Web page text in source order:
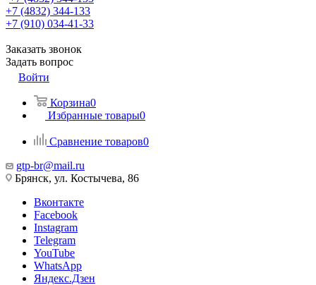
+7 (4832) 344-133
+7 (910) 034-41-33
Заказать звонок
Задать вопрос
Войти
Корзина0
Избранные товары0
Сравнение товаров0
gtp-br@mail.ru
Брянск, ул. Костычева, 86
Вконтакте
Facebook
Instagram
Telegram
YouTube
WhatsApp
Яндекс.Дзен